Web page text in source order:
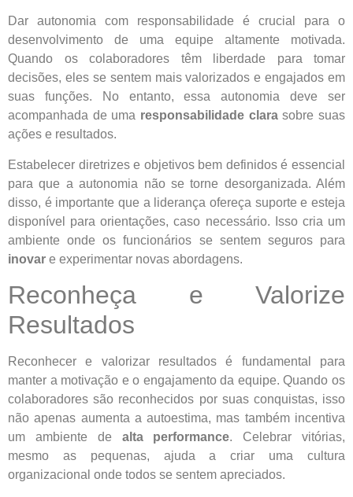
Dar autonomia com responsabilidade é crucial para o
desenvolvimento de uma equipe altamente motivada.
Quando os colaboradores têm liberdade para tomar
decisões, eles se sentem mais valorizados e engajados em
suas funções. No entanto, essa autonomia deve ser
acompanhada de uma responsabilidade clarasobre suas
ações e resultados.
Estabelecer diretrizes e objetivos bem definidos é essencial
para que a autonomia não se torne desorganizada. Além
disso, é importante que a liderança ofereça suporte e esteja
disponível para orientações, caso necessário. Isso cria um
ambiente onde os funcionários se sentem seguros para
inovar e experimentar novas abordagens.
Reconheça e Valorize
Resultados
Reconhecer e valorizar resultados é fundamental para
manter a motivação e o engajamento da equipe. Quando os
colaboradores são reconhecidos por suas conquistas, isso
não apenas aumenta a autoestima, mas também incentiva
um ambiente de alta performance. Celebrar vitórias,
mesmo as pequenas, ajuda a criar uma cultura
organizacional onde todos se sentem apreciados.